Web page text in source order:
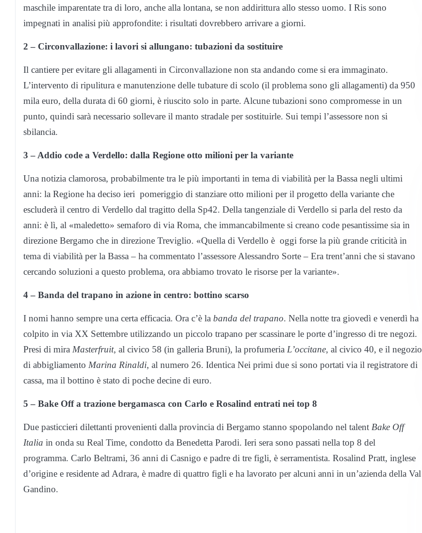
maschile imparentate tra di loro, anche alla lontana, se non addirittura allo stesso uomo. I Ris sono
impegnati in analisi più approfondite: i risultati dovrebbero arrivare a giorni.
2 – Circonvallazione: i lavori si allungano: tubazioni da sostituire
Il cantiere per evitare gli allagamenti in Circonvallazione non sta andando come si era immaginato.
L’intervento di ripulitura e manutenzione delle tubature di scolo (il problema sono gli allagamenti) da 950
mila euro, della durata di 60 giorni, è riuscito solo in parte. Alcune tubazioni sono compromesse in un
punto, quindi sarà necessario sollevare il manto stradale per sostituirle. Sui tempi l’assessore non si
sbilancia.
3 – Addio code a Verdello: dalla Regione otto milioni per la variante
Una notizia clamorosa, probabilmente tra le più importanti in tema di viabilità per la Bassa negli ultimi
anni: la Regione ha deciso ieri pomeriggio di stanziare otto milioni per il progetto della variante che
escluderà il centro di Verdello dal tragitto della Sp42. Della tangenziale di Verdello si parla del resto da
anni: è lì, al «maledetto» semaforo di via Roma, che immancabilmente si creano code pesantissime sia in
direzione Bergamo che in direzione Treviglio. «Quella di Verdello è oggi forse la più grande criticità in
tema di viabilità per la Bassa – ha commentato l’assessore Alessandro Sorte – Era trent’anni che si stavano
cercando soluzioni a questo problema, ora abbiamo trovato le risorse per la variante».
4 – Banda del trapano in azione in centro: bottino scarso
I nomi hanno sempre una certa efficacia. Ora c’è la banda del trapano. Nella notte tra giovedì e venerdì ha
colpito in via XX Settembre utilizzando un piccolo trapano per scassinare le porte d’ingresso di tre negozi.
Presi di mira Masterfruit, al civico 58 (in galleria Bruni), la profumeria L’occitane, al civico 40, e il negozio
di abbigliamento Marina Rinaldi, al numero 26. Identica Nei primi due si sono portati via il registratore di
cassa, ma il bottino è stato di poche decine di euro.
5 – Bake Off a trazione bergamasca con Carlo e Rosalind entrati nei top 8
Due pasticcieri dilettanti provenienti dalla provincia di Bergamo stanno spopolando nel talent Bake Off
Italia in onda su Real Time, condotto da Benedetta Parodi. Ieri sera sono passati nella top 8 del
programma. Carlo Beltrami, 36 anni di Casnigo e padre di tre figli, è serramentista. Rosalind Pratt, inglese
d’origine e residente ad Adrara, è madre di quattro figli e ha lavorato per alcuni anni in un’azienda della Val
Gandino.